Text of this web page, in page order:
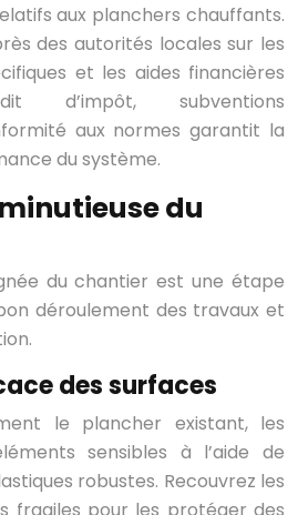
aux planchers chauffants.
des autorités locales sur les
et les aides financières
d’impôt, subventions
aux normes garantit la
du système.
du
du chantier est une étape
déroulement des travaux et
des surfaces
le plancher existant, les
sensibles à l’aide de
robustes. Recouvrez les